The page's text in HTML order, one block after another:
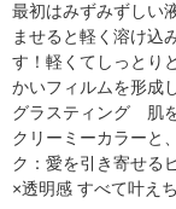
最初はみずみずしい
ませると軽く溶け込
す！軽くてしっとり
かいフィルムを形成
グラスティング　肌
クリーミーカラーと
ク：愛を引き寄せる
×透明感 すべて叶え